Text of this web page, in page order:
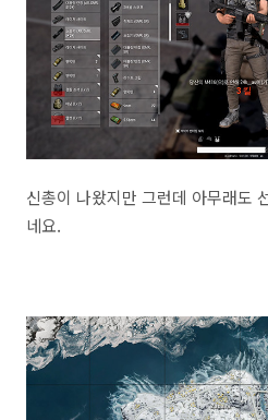
신총이 나왔지만 그런데 아무래도
네요.